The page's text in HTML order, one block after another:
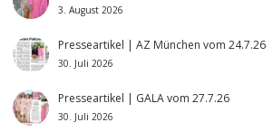
3. August 2026
Presseartikel | AZ München vom 24.7.26
30. Juli 2026
Presseartikel | GALA vom 27.7.26
30. Juli 2026